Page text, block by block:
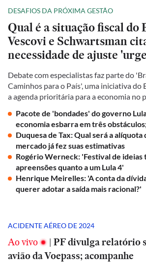
DESAFIOS DA PRÓXIMA GESTÃO
Qual é a situação fiscal do
Vescovi e Schwartsman
necessidade de ajuste
Debate com especialistas faz parte do
Caminhos para o País', uma iniciativa do
a agenda prioritária para a economia no
Pacote de 'bondades' do governo
economia esbarra em três
Duquesa de Tax: Qual será a alíquota
mercado já fez suas estimativas
Rogério Werneck: 'Festival de
apreensões quanto a um Lula 4'
Henrique Meirelles: 'A conta da
querer adotar a saída mais racional?'
ACIDENTE AÉREO DE 2024
Ao vivo | PF divulga relatório
avião da Voepass; acompanhe